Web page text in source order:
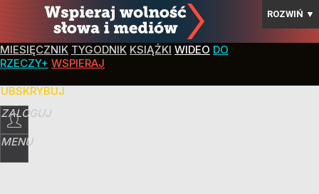
ROZWIŃ ▼
MIESIĘCZNIK TYGODNIK KSIĄŻKI WIDEO DO
RZECZY+ WSPIERAJ
ZALOGUJ
MENU